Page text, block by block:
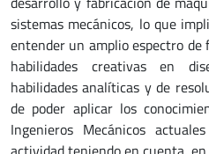
sistemas mecánicos, lo que
entender un amplio espectro de
habilidades creativas en
habilidades analíticas y de
de poder aplicar los
Ingenieros Mecánicos